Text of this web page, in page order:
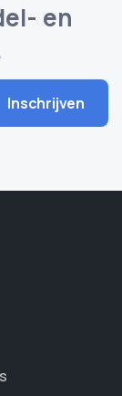
en